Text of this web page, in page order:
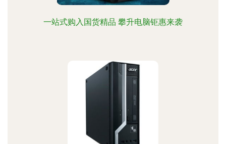
一站式购入国货精品 攀升电脑钜惠来袭